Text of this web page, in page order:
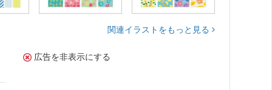
関連イラストをもっと見る
広告を非表示にする